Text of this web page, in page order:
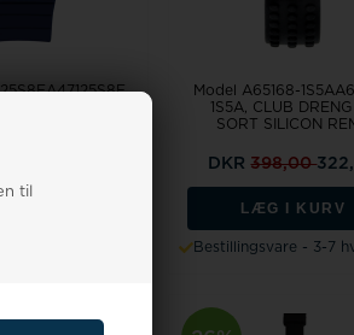
til
I KURV
Model A65168-
1S5A, CLUB
SORT SILICON
DKR398,00
LÆG I KURV
Bestillingsvare - 3-7